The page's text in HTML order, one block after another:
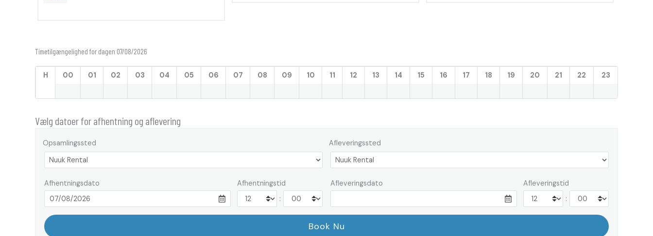
Timetilgængelighed for dagen 07/08/2026
H 00 01 02 03 04 05 06 07 08 09 10 11 12 13 14 15 16 17 18 19 20 21 22 23
Vælg datoer for afhentning og aflevering
Opsamlingssted Afleveringssted
Afhentningsdato Afhentningstid
:
Afleveringsdato Afleveringstid
: